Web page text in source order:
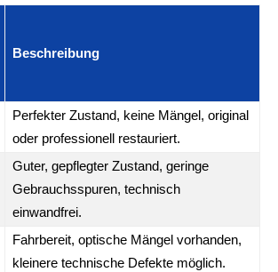
Beschreibung
Perfekter Zustand, keine Mängel, original
oder professionell restauriert.
Guter, gepflegter Zustand, geringe
Gebrauchsspuren, technisch
einwandfrei.
Fahrbereit, optische Mängel vorhanden,
kleinere technische Defekte möglich.